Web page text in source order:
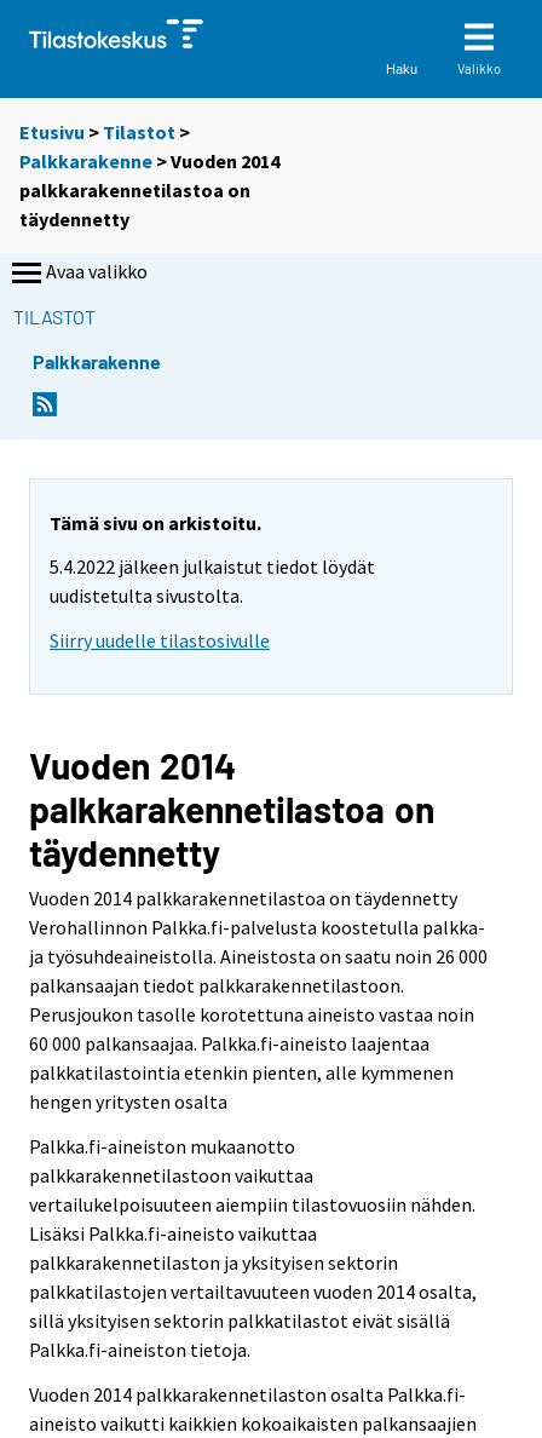
Haku Valikko
Etusivu > Tilastot >
Palkkarakenne > Vuoden 2014
palkkarakennetilastoa on
täydennetty
Avaa valikko
TILASTOT
Palkkarakenne
Tämä sivu on arkistoitu.
5.4.2022 jälkeen julkaistut tiedot löydät
uudistetulta sivustolta.
Siirry uudelle tilastosivulle
Vuoden 2014
palkkarakennetilastoa on
täydennetty
Vuoden 2014 palkkarakennetilastoa on täydennetty
Verohallinnon Palkka.fi-palvelusta koostetulla palkka-
ja työsuhdeaineistolla. Aineistosta on saatu noin 26 000
palkansaajan tiedot palkkarakennetilastoon.
Perusjoukon tasolle korotettuna aineisto vastaa noin
60 000 palkansaajaa. Palkka.fi-aineisto laajentaa
palkkatilastointia etenkin pienten, alle kymmenen
hengen yritysten osalta
Palkka.fi-aineiston mukaanotto
palkkarakennetilastoon vaikuttaa
vertailukelpoisuuteen aiempiin tilastovuosiin nähden.
Lisäksi Palkka.fi-aineisto vaikuttaa
palkkarakennetilaston ja yksityisen sektorin
palkkatilastojen vertailtavuuteen vuoden 2014 osalta,
sillä yksityisen sektorin palkkatilastot eivät sisällä
Palkka.fi-aineiston tietoja.
Vuoden 2014 palkkarakennetilaston osalta Palkka.fi-
aineisto vaikutti kaikkien kokoaikaisten palkansaajien